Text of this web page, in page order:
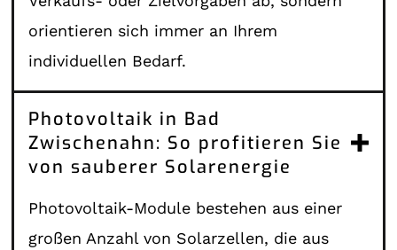
orientieren sich immer an Ihrem
individuellen Bedarf.
Photovoltaik in Bad
Zwischenahn: So profitieren Sie
von sauberer Solarenergie
Photovoltaik-Module bestehen aus einer
großen Anzahl von Solarzellen, die aus